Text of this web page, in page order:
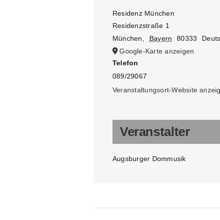
Residenz München
Residenzstraße 1
München
Bayern 80333
Google-Karte anzeigen
Telefon
089/29067
Veranstaltungsort-Website
Veranstalter
Augsburger Dommusik